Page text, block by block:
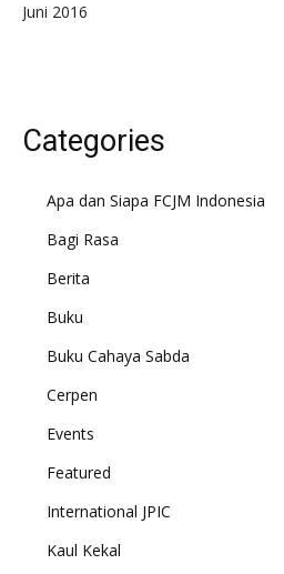
Juni 2016
Categories
Apa dan Siapa FCJM Indonesia
Bagi Rasa
Berita
Buku
Buku Cahaya Sabda
Cerpen
Events
Featured
International JPIC
Kaul Kekal